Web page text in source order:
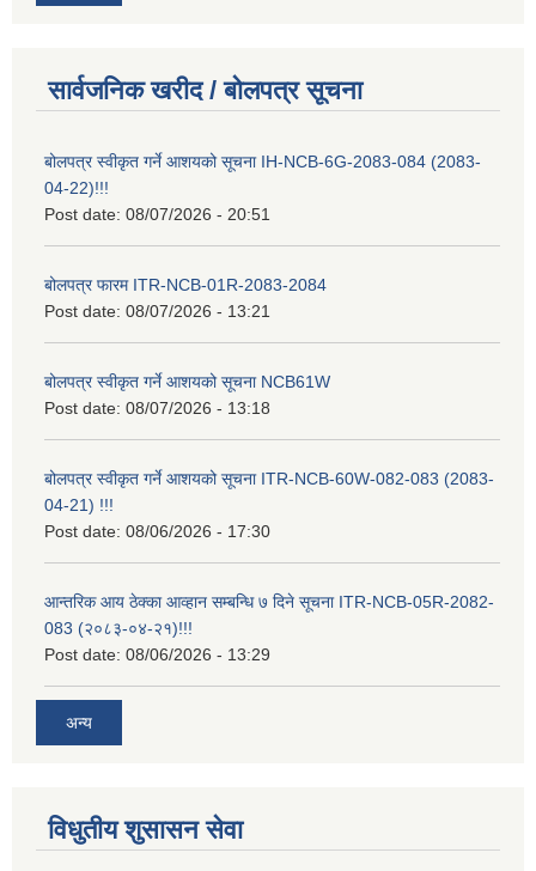
सार्वजनिक खरीद / बोलपत्र सूचना
बोलपत्र स्वीकृत गर्ने आशयको सूचना IH-NCB-6G-2083-084 (2083-
04-22)!!!
Post date: 08/07/2026 - 20:51
बोलपत्र फारम ITR-NCB-01R-2083-2084
Post date: 08/07/2026 - 13:21
बोलपत्र स्वीकृत गर्ने आशयको सूचना NCB61W
Post date: 08/07/2026 - 13:18
बोलपत्र स्वीकृत गर्ने आशयको सूचना ITR-NCB-60W-082-083 (2083-
04-21) !!!
Post date: 08/06/2026 - 17:30
आन्तरिक आय ठेक्का आव्हान सम्बन्धि ७ दिने सूचना ITR-NCB-05R-2082-
083 (२०८३-०४-२१)!!!
Post date: 08/06/2026 - 13:29
अन्य
विधुतीय शुसासन सेवा